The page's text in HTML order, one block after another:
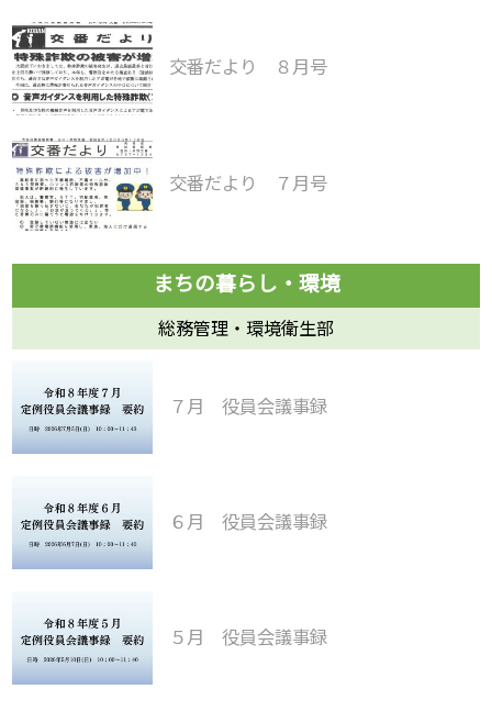
交番だより ８月号
交番だより ７月号
総務管理・環境衛生部
７月 役員会議事録
６月 役員会議事録
５月 役員会議事録